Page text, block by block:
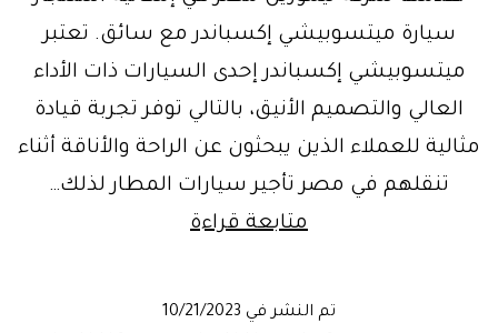
سيارة ميتسوبيشي إكسباندر مع سائق. تعتبر
ميتسوبيشي إكسباندر إحدى السيارات ذات الأداء
العالي والتصميم الأنيق، بالتالي توفر تجربة قيادة
مثالية للعملاء الذين يبحثون عن الراحة والأناقة أثناء
تنقلهم في مصر تأجير سيارات المطار لذلك…
متابعة قراءةتأجير
اكسباندر
تم النشر في 10/21/2023